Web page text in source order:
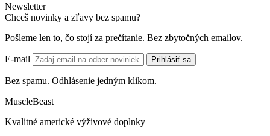
Newsletter
Chceš novinky a zľavy bez spamu?
Pošleme len to, čo stojí za prečítanie. Bez zbytočných emailov.
E-mail Prihlásiť sa
Bez spamu. Odhlásenie jedným klikom.
MuscleBeast
Kvalitné americké výživové doplnky